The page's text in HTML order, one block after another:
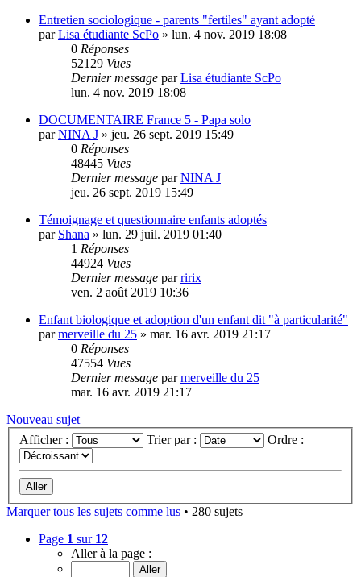
Entretien sociologique - parents "fertiles" ayant adopté
parLisa étudiante ScPo » lun. 4 nov. 2019 18:08
0 Réponses
52129 Vues
Dernier message parLisa étudiante ScPo
lun. 4 nov. 2019 18:08
DOCUMENTAIRE France 5 - Papa solo
parNINA J » jeu. 26 sept. 2019 15:49
0 Réponses
48445 Vues
Dernier message parNINA J
jeu. 26 sept. 2019 15:49
Témoignage et questionnaire enfants adoptés
par Shana » lun. 29 juil. 2019 01:40
1 Réponses
44924 Vues
Dernier message parririx
ven. 2 août 2019 10:36
Enfant biologique et adoption d'un enfant dit "à particularité"
parmerveille du 25 » mar. 16 avr. 2019 21:17
0 Réponses
47554 Vues
Dernier message parmerveille du 25
mar. 16 avr. 2019 21:17
Nouveau sujet
Afficher :
Trier par : Ordre :
Marquer tous les sujets comme lus • 280 sujets
Page 1 sur 12
Aller à la page :